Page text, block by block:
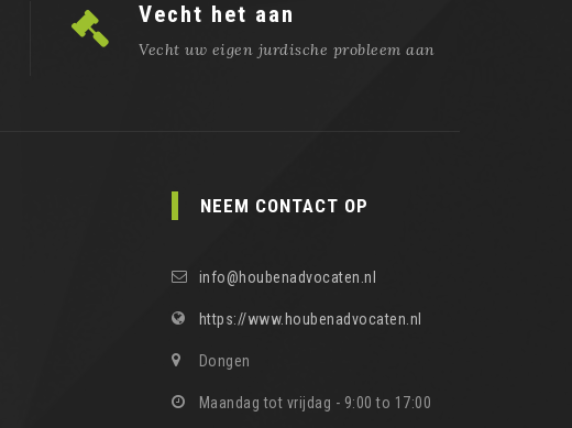
Vecht het aan
Vecht uw eigen jurdische probleem aan
NEEM CONTACT OP
info@houbenadvocaten.nl
https://www.houbenadvocaten.nl
Dongen
Maandag tot vrijdag - 9:00 to 17:00